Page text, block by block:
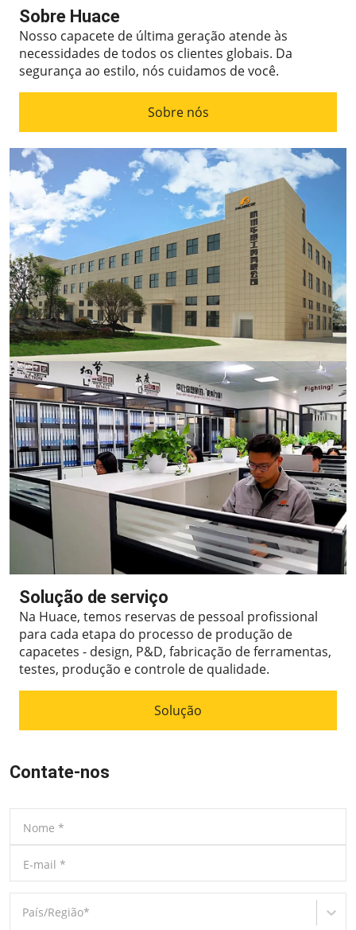
Sobre Huace
Nosso capacete de última geração atende às
necessidades de todos os clientes globais. Da
segurança ao estilo, nós cuidamos de você.
Sobre nós
Solução de serviço
Na Huace, temos reservas de pessoal profissional
para cada etapa do processo de produção de
capacetes - design, P&D, fabricação de ferramentas,
testes, produção e controle de qualidade.
Solução
Contate-nos
Nome *
E-mail *
País/Região*